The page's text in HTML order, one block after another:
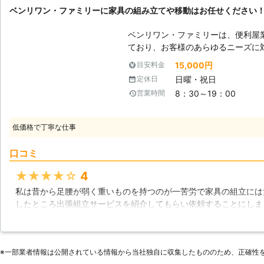
ベンリワン・ファミリーに家具の組み立てや移動はお任せください
ベンリワン・ファミリーは、便利
ており、お客様のあらゆるニーズ
のお困りごとには出来る限りお応
近年では、海外から家具をお取り
方が多くいらっしゃいますが、一
失敗してしまったり、難しく感じ
らのご連絡を心よりお待ち申し上げております。 【
いない作業ですからどうしても見
合によってはネジを使わずに接着
い。
目安料金 15,000円
定休日 日曜・祝日
営業時間 8：30～19：00
低価格で丁寧な仕事
口コミ
★★★★★ 4
私は昔から足腰が弱く重いものを持つのが一苦労で家具の組立に
したところ出張組立サービスを紹介してもらい依頼することにし
北海道 釧路市 2016年11月22日
※⼀部業者情報は公開されている情報から当社独⾃に収集したもののため、正確性